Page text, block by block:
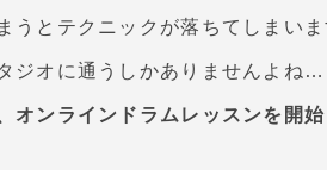
うとテクニックが落ちてしまいま
ジオに通うしかありませんよね
オンラインドラムレッスンを開始